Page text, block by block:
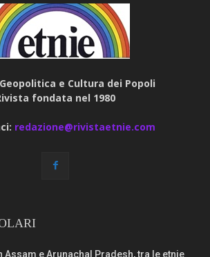
e Cultura dei Popoli
fondata nel 1980
redazione@rivistaetnie.com
Assam e Arunachal Pradesh, tra le etnie